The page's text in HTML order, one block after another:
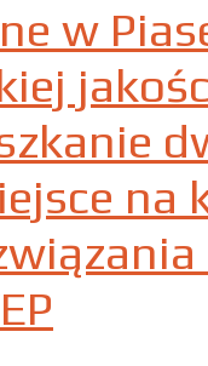
w
na